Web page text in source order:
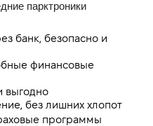
парктроники
банк, безопасно и
финансовые
выгодно
без лишних хлопот
программы